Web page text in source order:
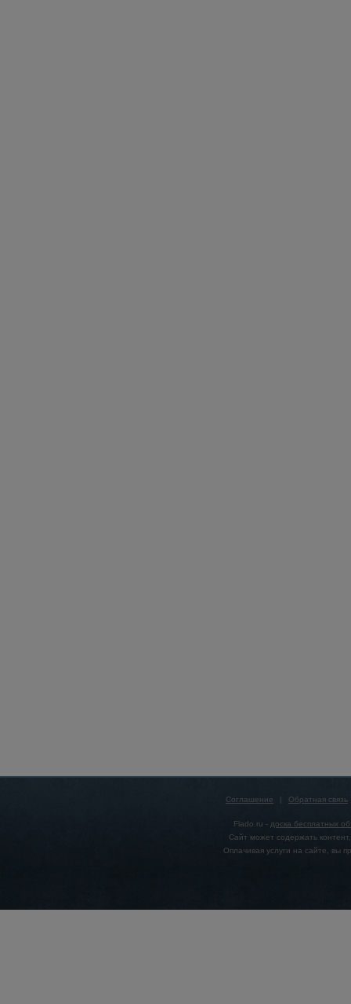
Соглашение | Обратная связь
Flado.ru - доска бесплатных
Сайт может содержать
Оплачивая услуги на сайте, вы